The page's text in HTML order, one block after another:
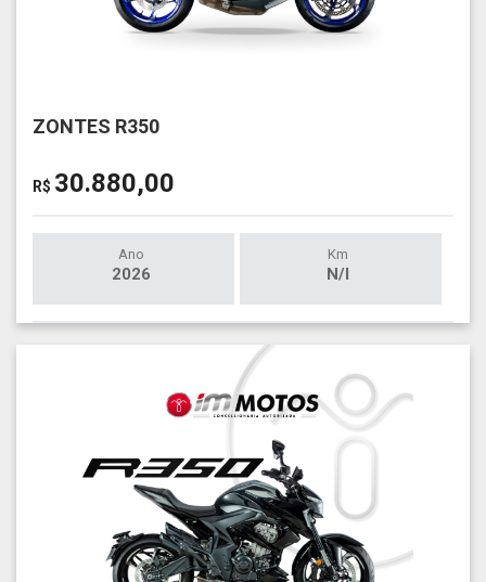
ZONTES R350
R$ 30.880,00
Ano
2026
Km
N/I